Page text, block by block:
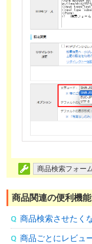
商品検索フォー
商品関連の便利機
商品検索させたく
商品ごとにレビュ